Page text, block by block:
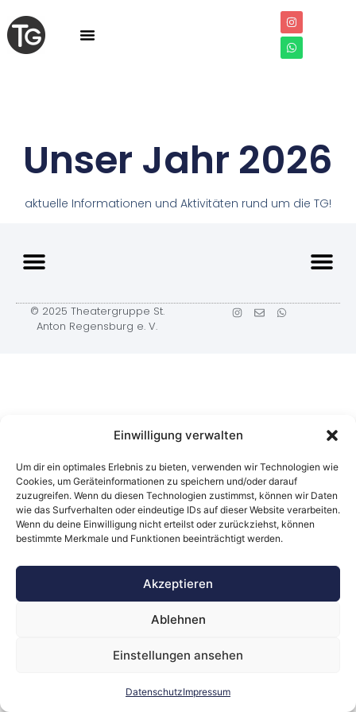
Einwilligung verwalten
Um dir ein optimales Erlebnis zu bieten, verwenden wir Technologien wie
Cookies, um Geräteinformationen zu speichern und/oder darauf
zuzugreifen. Wenn du diesen Technologien zustimmst, können wir Daten
wie das Surfverhalten oder eindeutige IDs auf dieser Website verarbeiten.
Wenn du deine Einwilligung nicht erteilst oder zurückziehst, können
bestimmte Merkmale und Funktionen beeinträchtigt werden.
Akzeptieren
Ablehnen
Einstellungen ansehen
DatenschutzImpressum
Unser Jahr 2026
aktuelle Informationen und Aktivitäten rund um die TG!
© 2025 Theatergruppe St.
Anton Regensburg e. V.